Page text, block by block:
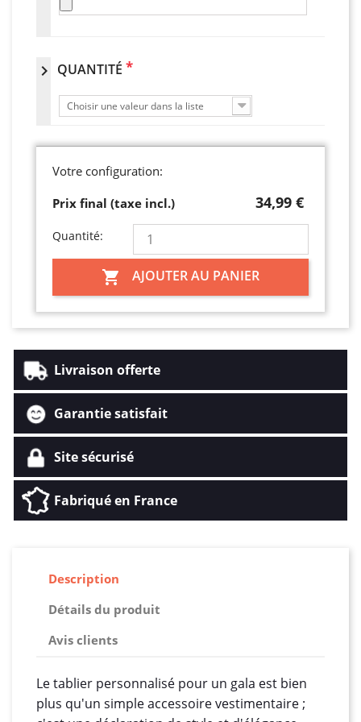
chevron_right QUANTITÉ *
Choisir une valeur dans la liste
Votre configuration:
Prix final (taxe incl.)
34,99 €
Quantité:
 AJOUTER AU PANIER
Livraison offerte
Garantie satisfait
Site sécurisé
Fabriqué en France
Description
Détails du produit
Avis clients
Le tablier personnalisé pour un gala est bien
plus qu'un simple accessoire vestimentaire ;